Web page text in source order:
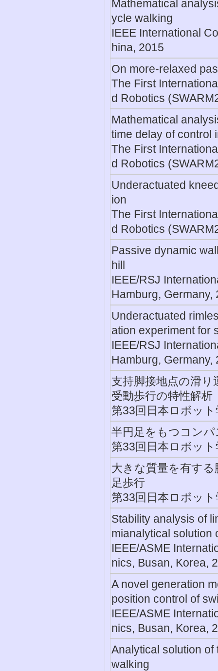
Mathematical
ycle walking
IEEE International
hina, 2015
On more-relaxed
The First
d Robotics
Mathematical
time delay of control
The First
d Robotics
Underactuated
ion
The First
d Robotics
Passive dynamic
hill
IEEE/RSJ
Hamburg, Germany,
Underactuated
ation experiment for
IEEE/RSJ
Hamburg, Germany,
支持脚接地点の滑
受動歩行の特性解析
第33回日本ロボッ
半円足をもつコン
第33回日本ロボッ
大きな質量を有す
足歩行
第33回日本ロボッ
Stability analysis of
mianalytical solution
IEEE/ASME
nics, Busan, Korea,
A novel generation
position control of
IEEE/ASME
nics, Busan, Korea,
Analytical solution
walking